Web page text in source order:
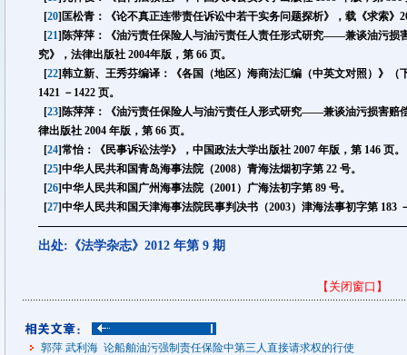
[20]匡松青：《论不真正连带责任诉讼中若干实务问题探析》，载《求索》
[21]陈萍萍：《油污责任保险人与油污责任人责任形式研究——兼谈油污损
究》，法律出版社 2004年版，第 66 页。
[22]韩立新、王秀芬编译：《各国（地区）海商法汇编（中英文对照）》（
1421 －1422 页。
[23]陈萍萍：《油污责任保险人与油污责任人形式研究——兼谈油污损害赔
律出版社 2004 年版，第 66 页。
[24]常怡：《民事诉讼法学》，中国政法大学出版社 2007 年版，第 146 页。
[25]中华人民共和国青岛海事法院（2008）青海法烟初字第 22 号。
[26]中华人民共和国广州海事法院（2001）广海法初字第 89 号。
[27]中华人民共和国天津海事法院民事判决书（2003）津海法事初字第 183
出处:《法学杂志》2012 年第 9 期
【关闭窗口】
郭萍 武利海 论船舶油污强制责任保险中第三人直接请求权的行使